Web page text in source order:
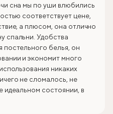
сна мы по уши влюбились
соответствует цене,
а плюсом, она отлично
спальни. Удобства
постельного белья, он
и экономит много
никаких
не сломалось, не
идеальном состоянии, в